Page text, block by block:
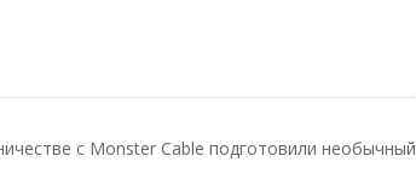
с Monster Cable подготовили необычный